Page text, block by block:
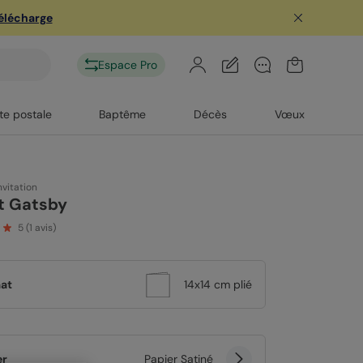
Espace Pro
postale Baptême Décès Vœux
Gatsby
5(1 avis)
14x14 cm plié
Papier Satiné